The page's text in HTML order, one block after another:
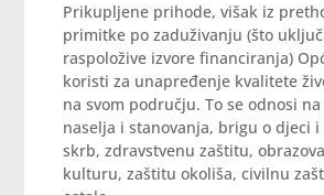
Prikupljene prihode, višak iz
primitke po zaduživanju (što
raspoložive izvore financiranja)
koristi za unapređenje kvalitete
na svom području. To se odnosi
naselja i stanovanja, brigu o djeci i
skrb, zdravstvenu zaštitu,
kulturu, zaštitu okoliša, civilnu